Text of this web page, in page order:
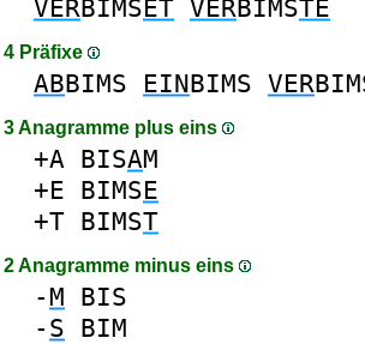
VERBIMSET VERBIMSTE
4 Präfixe
ABBIMS EINBIMS VER
3 Anagramme plus eins
+A BISAM
+E BIMSE
+T BIMST
2 Anagramme minus eins
-M BIS
- S BIM